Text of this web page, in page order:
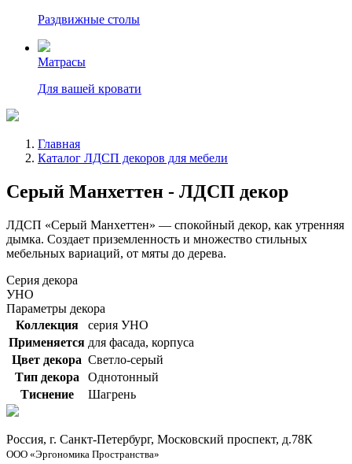
Раздвижные столы
Матрасы
Для вашей кровати
Главная
Каталог ЛДСП декоров для мебели
Серый Манхеттен - ЛДСП декор
ЛДСП «Серый Манхеттен» — спокойный декор, как утренняя
дымка. Создает приземленность и множество стильных
мебельных вариаций, от мяты до дерева.
Серия декора
УНО
Параметры декора
Коллекция
серия УНО
Применяется для фасада, корпуса
Цвет декора Светло-серый
Тип декора
Однотонный
Тиснение
Шагрень
Россия, г. Санкт-Петербург, Московский проспект, д.78К
ООО «Эргономика Пространства»